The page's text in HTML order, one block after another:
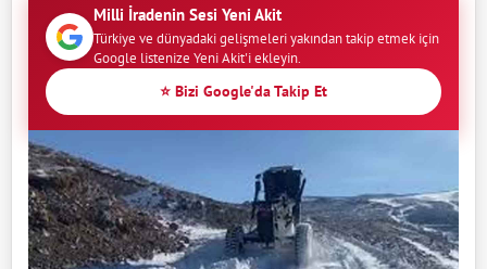
Milli İradenin Sesi Yeni Akit
Türkiye ve dünyadaki gelişmeleri yakından takip etmek için
Google listenize Yeni Akit'i ekleyin.
⭐ Bizi Google'da Takip Et